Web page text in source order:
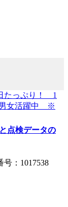
点検データの
：1017538